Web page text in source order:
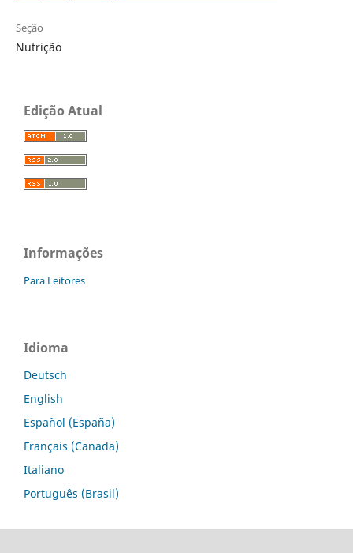
Seção
Nutrição
Edição Atual
Informações
Para Leitores
Idioma
Deutsch
English
Español (España)
Français (Canada)
Italiano
Português (Brasil)